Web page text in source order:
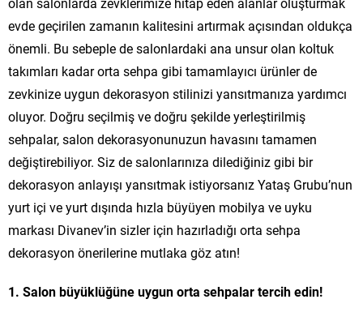
evde geçirilen zamanın kalitesini artırmak açısından oldukça
önemli. Bu sebeple de salonlardaki ana unsur olan koltuk
takımları kadar orta sehpa gibi tamamlayıcı ürünler de
zevkinize uygun dekorasyon stilinizi yansıtmanıza yardımcı
oluyor. Doğru seçilmiş ve doğru şekilde yerleştirilmiş
sehpalar, salon dekorasyonunuzun havasını tamamen
değiştirebiliyor. Siz de salonlarınıza dilediğiniz gibi bir
dekorasyon anlayışı yansıtmak istiyorsanız Yataş Grubu’nun
yurt içi ve yurt dışında hızla büyüyen mobilya ve uyku
markası Divanev’in sizler için hazırladığı orta sehpa
dekorasyon önerilerine mutlaka göz atın!
1. Salon büyüklüğüne uygun orta sehpalar tercih edin!